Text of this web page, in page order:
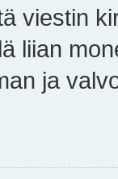
viestin
liian
ja